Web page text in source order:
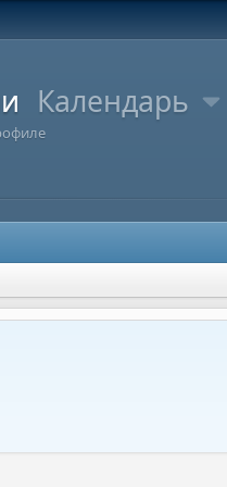
Календарь